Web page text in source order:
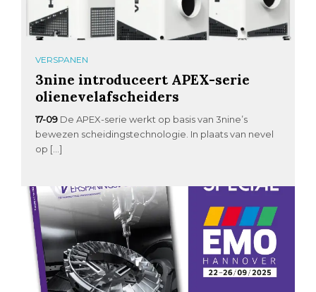
VERSPANEN
3nine introduceert APEX-serie
olienevelafscheiders
17-09 De APEX-serie werkt op basis van 3nine’s
bewezen scheidingstechnologie. In plaats van nevel
op […]